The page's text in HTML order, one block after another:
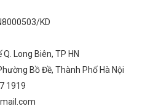
KD
Long Biên, TP HN
Bồ Đề, Thành Phố Hà Nội
1919